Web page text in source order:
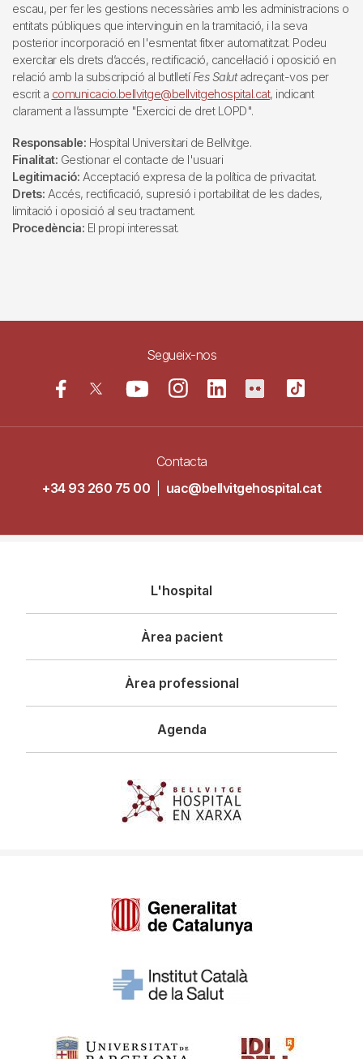
escau, per fer les gestions necessàries amb les administracions o
entitats públiques que intervinguin en la tramitació, i la seva
posterior incorporació en l'esmentat fitxer automatitzat. Podeu
exercitar els drets d’accés, rectificació, cancel·lació i oposició en
relació amb la subscripció al butlletí Fes Salutadreçant-vos per
escrit a comunicacio.bellvitge@bellvitgehospital.cat, indicant
clarament a l’assumpte "Exercici de dret LOPD".
Responsable: Hospital Universitari de Bellvitge.
Finalitat: Gestionar el contacte de l'usuari
Legitimació: Acceptació expresa de la política de privacitat.
Drets: Accés, rectificació, supresió i portabilitat de les dades,
limitació i oposició al seu tractament.
Procedència: El propi interessat.
Segueix-nos
Contacta
+34 93 260 75 00
uac@bellvitgehospital.cat
principal
L'hospital
Àrea pacient
Àrea professional
Agenda